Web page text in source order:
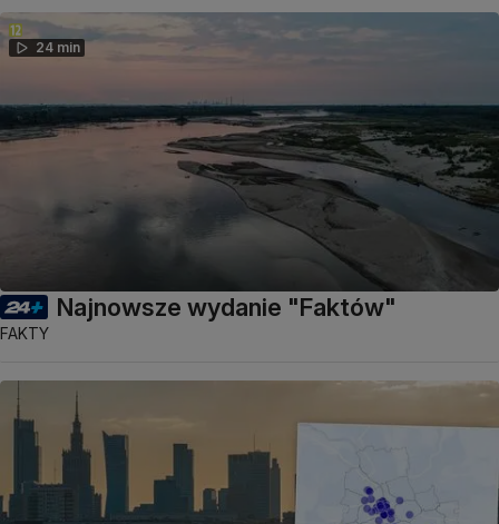
24 min
Najnowsze wydanie "Faktów"
FAKTY